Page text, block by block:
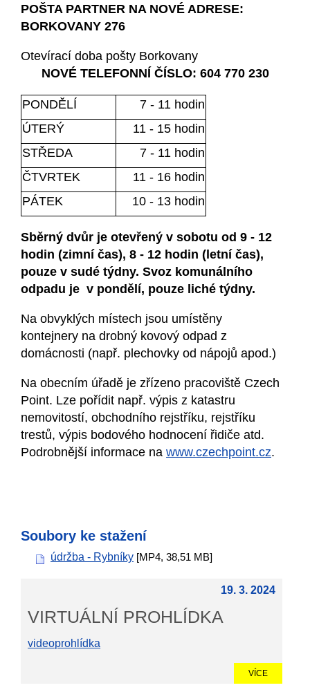
POŠTA PARTNER NA NOVÉ ADRESE:
BORKOVANY 276
Otevírací doba pošty Borkovany
NOVÉ TELEFONNÍ ČÍSLO: 604 770 230
PONDĚLÍ
7 - 11 hodin
ÚTERÝ
11 - 15 hodin
STŘEDA
7 - 11 hodin
ČTVRTEK
11 - 16 hodin
PÁTEK
10 - 13 hodin
Sběrný dvůr je otevřený v sobotu od 9 - 12
hodin (zimní čas), 8 - 12 hodin (letní čas),
pouze v sudé týdny. Svoz komunálního
odpadu je v pondělí, pouze liché týdny.
Na obvyklých místech jsou umístěny
kontejnery na drobný kovový odpad z
domácnosti (např. plechovky od nápojů apod.)
Na obecním úřadě je zřízeno pracoviště Czech
Point. Lze pořídit např. výpis z katastru
nemovitostí, obchodního rejstříku, rejstříku
trestů, výpis bodového hodnocení řidiče atd.
Podrobnější informace na www.czechpoint.cz.
Soubory ke stažení
údržba - Rybníky [MP4, 38,51 MB]
19. 3. 2024
VIRTUÁLNÍ PROHLÍDKA
videoprohlídka
VÍCE